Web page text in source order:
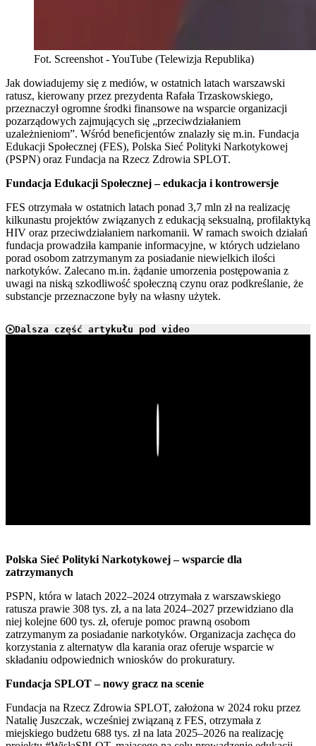
Fot. Screenshot - YouTube (Telewizja Republika)
Jak dowiadujemy się z mediów, w ostatnich latach warszawski
ratusz, kierowany przez prezydenta Rafała Trzaskowskiego,
przeznaczył ogromne środki finansowe na wsparcie organizacji
pozarządowych zajmujących się „przeciwdziałaniem
uzależnieniom”. Wśród beneficjentów znalazły się m.in. Fundacja
Edukacji Społecznej (FES), Polska Sieć Polityki Narkotykowej
(PSPN) oraz Fundacja na Rzecz Zdrowia SPLOT.
Fundacja Edukacji Społecznej – edukacja i kontrowersje
FES otrzymała w ostatnich latach ponad 3,7 mln zł na realizację
kilkunastu projektów związanych z edukacją seksualną, profilaktyką
HIV oraz przeciwdziałaniem narkomanii. W ramach swoich działań
fundacja prowadziła kampanie informacyjne, w których udzielano
porad osobom zatrzymanym za posiadanie niewielkich ilości
narkotyków. Zalecano m.in. żądanie umorzenia postępowania z
uwagi na niską szkodliwość społeczną czynu oraz podkreślanie, że
substancje przeznaczone były na własny użytek.
Dalsza część artykułu pod video
Polska Sieć Polityki Narkotykowej – wsparcie dla
zatrzymanych
PSPN, która w latach 2022–2024 otrzymała z warszawskiego
ratusza prawie 308 tys. zł, a na lata 2024–2027 przewidziano dla
niej kolejne 600 tys. zł, oferuje pomoc prawną osobom
zatrzymanym za posiadanie narkotyków. Organizacja zachęca do
korzystania z alternatyw dla karania oraz oferuje wsparcie w
składaniu odpowiednich wniosków do prokuratury.
Fundacja SPLOT – nowy gracz na scenie
Fundacja na Rzecz Zdrowia SPLOT, założona w 2024 roku przez
Natalię Juszczak, wcześniej związaną z FES, otrzymała z
miejskiego budżetu 688 tys. zł na lata 2025–2026 na realizację